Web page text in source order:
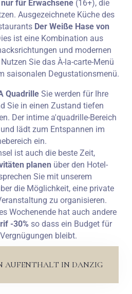
für Erwachsene(16+), die
Ausgezeichnete Küche des
Der Weiße Hase von
ist eine Kombination aus
und modernen
Sie das À-la-carte-Menü
saisonalen Degustationsmenü.
QuadrilleSie werden für Ihre
Sie in einen Zustand tiefen
Der intime a'quadrille-Bereich
lädt zum Entspannen im
ein.
ist auch die beste Zeit,
planen über den Hotel-
Sie mit unserem
die Möglichkeit, eine private
zu organisieren.
Wochenende hat auch andere
-30% so dass ein Budget für
bleibt.
AUFENTHALT IN DANZIG